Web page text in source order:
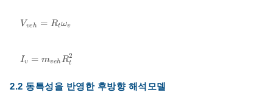
Vveh = Rtωv
Vv eh =Rtω
Iv = mveh R2
t
Iv= mvehRt
2.2 동특성을 반영한 후방향 해석모델